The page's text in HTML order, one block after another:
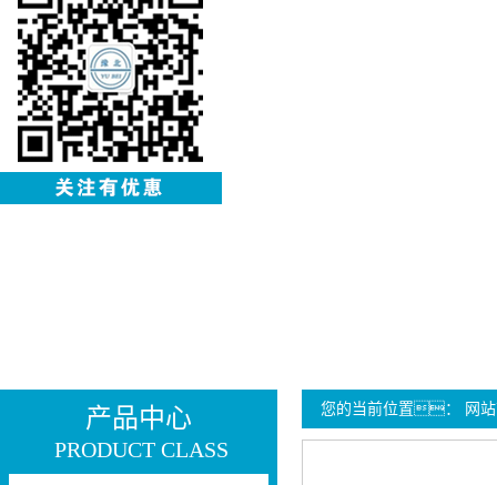
您的当前位置： 网
产品中心
PRODUCT CLASS